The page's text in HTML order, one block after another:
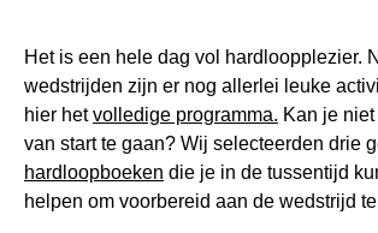
Het is een hele dag vol hardloopplezier.
wedstrijden zijn er nog allerlei leuke
hier hetvolledige programma. Kan je
van start te gaan? Wij selecteerden drie
hardloopboeken die je in de tussentijd
helpen om voorbereid aan de wedstrijd